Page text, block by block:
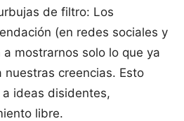
de filtro: Los
(en redes sociales y
mostrarnos solo lo que ya
nuestras creencias. Esto
ideas disidentes,
libre.